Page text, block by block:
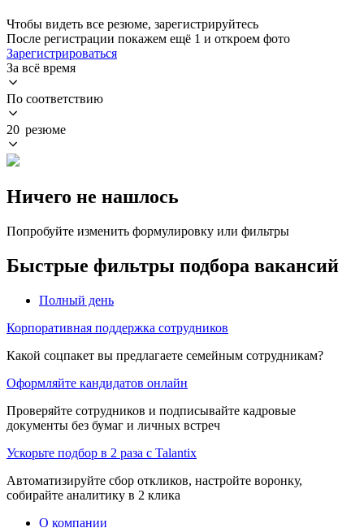
Чтобы видеть все резюме, зарегистрируйтесь
После регистрации покажем ещё 1 и откроем фото
Зарегистрироваться
За всё время
По соответствию
20 резюме
Ничего не нашлось
Попробуйте изменить формулировку или фильтры
Быстрые фильтры подбора вакансий
Полный день
Корпоративная поддержка сотрудников
Какой соцпакет вы предлагаете семейным сотрудникам?
Оформляйте кандидатов онлайн
Проверяйте сотрудников и подписывайте кадровые
документы без бумаг и личных встреч
Ускорьте подбор в 2 раза с Talantix
Автоматизируйте сбор откликов, настройте воронку,
собирайте аналитику в 2 клика
О компании